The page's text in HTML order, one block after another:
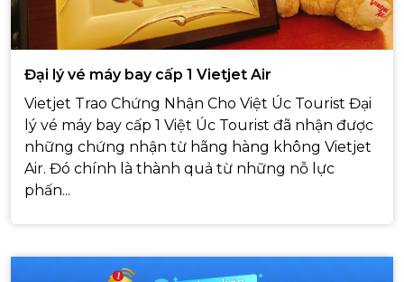
Đại lý vé máy bay cấp 1 Vietjet Air
Vietjet Trao Chứng Nhận Cho Việt Úc Tourist Đại
lý vé máy bay cấp 1 Việt Úc Tourist đã nhận được
những chứng nhận từ hãng hàng không Vietjet
Air. Đó chính là thành quả từ những nỗ lực
phấn...